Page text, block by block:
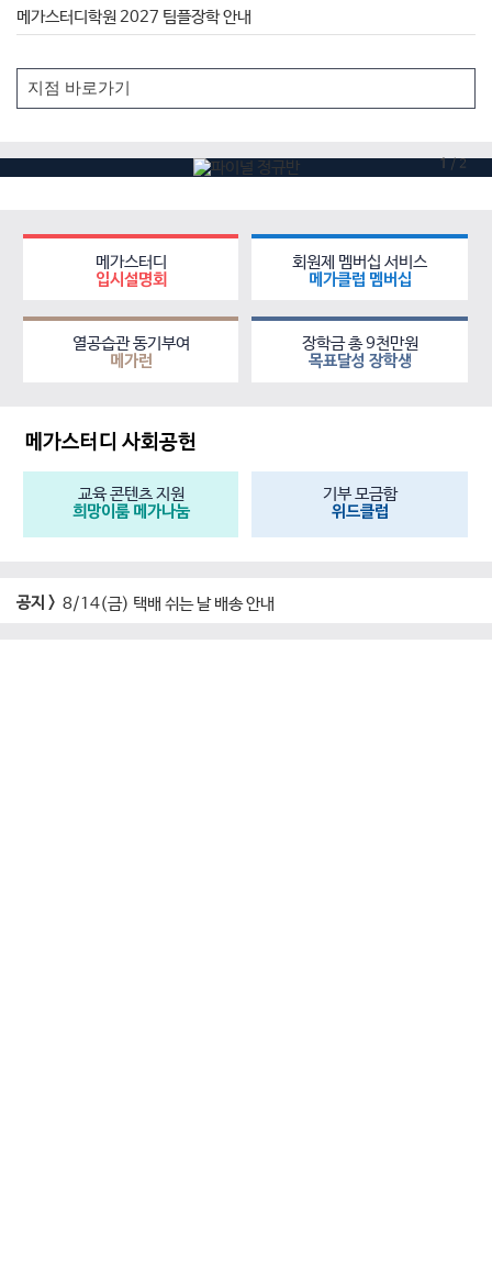
메가스터디학원 2027 팀플장학 안내
1 / 2
메가스터디
입시설명회
회원제 멤버십 서비스
메가클럽 멤버십
열공습관 동기부여
메가런
장학금 총 9천만원
목표달성 장학생
메가스터디 사회공헌
교육 콘텐츠 지원
희망이룸 메가나눔
기부 모금함
위드클럽
공지 > 8/14(금) 택배 쉬는 날 배송 안내